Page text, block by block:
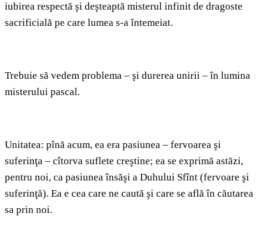
iubirea respectă şi deşteaptă misterul infinit de dragoste
sacrificială pe care lumea s‑a întemeiat.
Trebuie să vedem problema – şi durerea unirii – în lumina
misterului pascal.
Unitatea: pînă acum, ea era pasiunea – fervoarea şi
suferinţa – cîtorva suflete creştine; ea se exprimă astăzi,
pentru noi, ca pasiunea însăşi a Duhului Sfînt (fervoare şi
suferinţă). Ea e cea care ne caută şi care se află în căutarea
sa prin noi.